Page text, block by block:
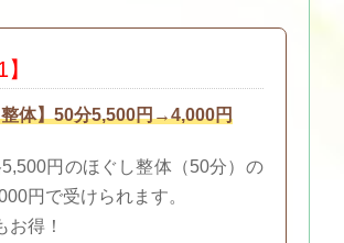
体】50分5,500円→4,000円
円のほぐし整体（50分）の
円で受けられます。
お得！